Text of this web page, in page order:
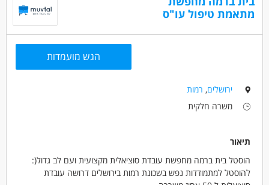
דרושים בתחום
עבודת משמרות
חיילים משוחררים
מתאמת טיפול עו"ס
הגש מועמדות
ירושלים, רמות
משרה חלקית
תיאור
הוסטל בית ברמה מחפשת עובדת סוציאלית מקצועית ועם לב גדול(:
להוסטל למתמודדות נפש בשכונת רמות בירושלים דרושה עובדת